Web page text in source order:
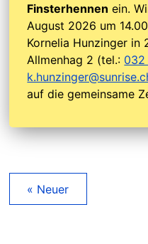
Finsterhennen ein.
August 2026 um
Kornelia Hunzinger in
Allmenhag 2 (tel.:
auf die gemeinsame
« Neuer